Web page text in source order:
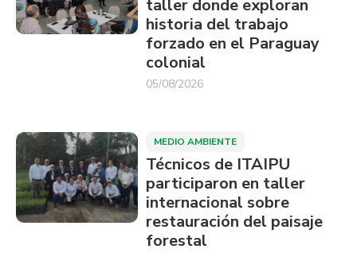
taller donde exploran
historia del trabajo
forzado en el Paraguay
colonial
05/08/2026
MEDIO AMBIENTE
Técnicos de ITAIPU
participaron en taller
internacional sobre
restauración del paisaje
forestal